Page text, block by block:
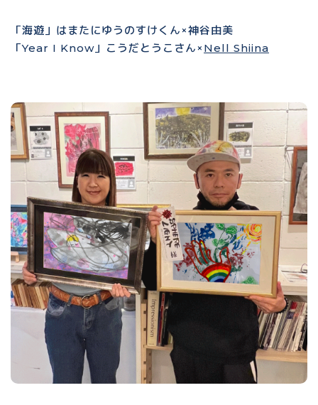
「海遊」はまたにゆうのすけくん×神谷由美
「Year I Know」こうだとうこさん× Nell Shiina